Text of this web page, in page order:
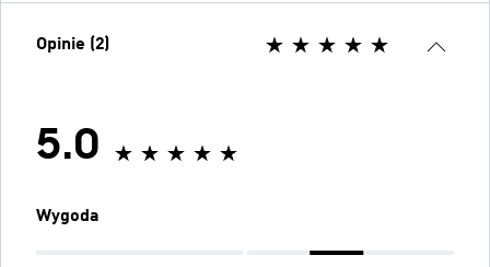
Opinie (2)
5.0
Wygoda